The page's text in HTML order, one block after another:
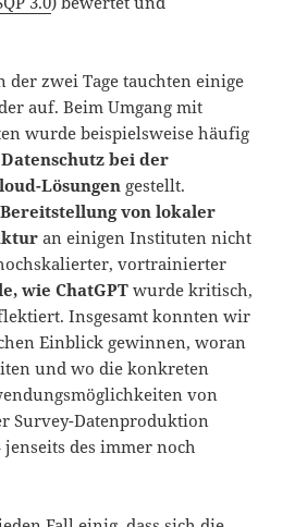
der zwei Tage tauchten einige
auf. Beim Umgang mit
wurde beispielsweise häufig
Datenschutz bei der
Lösungen gestellt.
Bereitstellung von lokaler
an einigen Instituten nicht
vortrainierter
wie ChatGPT wurde kritisch,
Insgesamt konnten wir
Einblick gewinnen, woran
und wo die konkreten
von
Survey-Datenproduktion
des immer noch